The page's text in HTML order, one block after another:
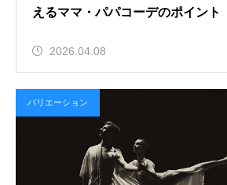
えるママ・パパコーデのポイント
2026.04.08
バリエーション